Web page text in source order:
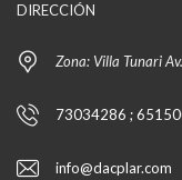
DIRECCIÓN
Zona: Villa Tunari
73034286 ;
info@dacplar.com